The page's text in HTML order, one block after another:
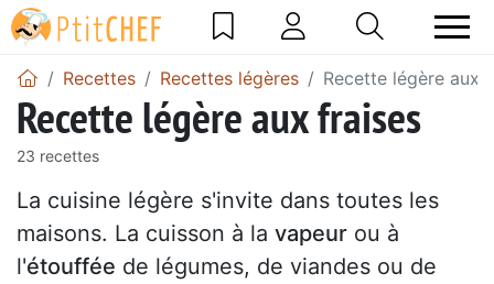
Recettes Recettes légères Recette légère aux
Recette légère aux fraises
23 recettes
La cuisine légère s'invite dans toutes les
maisons. La cuisson à la vapeur ou à
l'étouffée de légumes, de viandes ou de